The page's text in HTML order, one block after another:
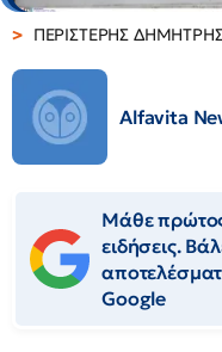
ΠΕΡΙΣΤΕΡΗΣ
Alfavita
Μάθε πρώτος
ειδήσεις.
Google